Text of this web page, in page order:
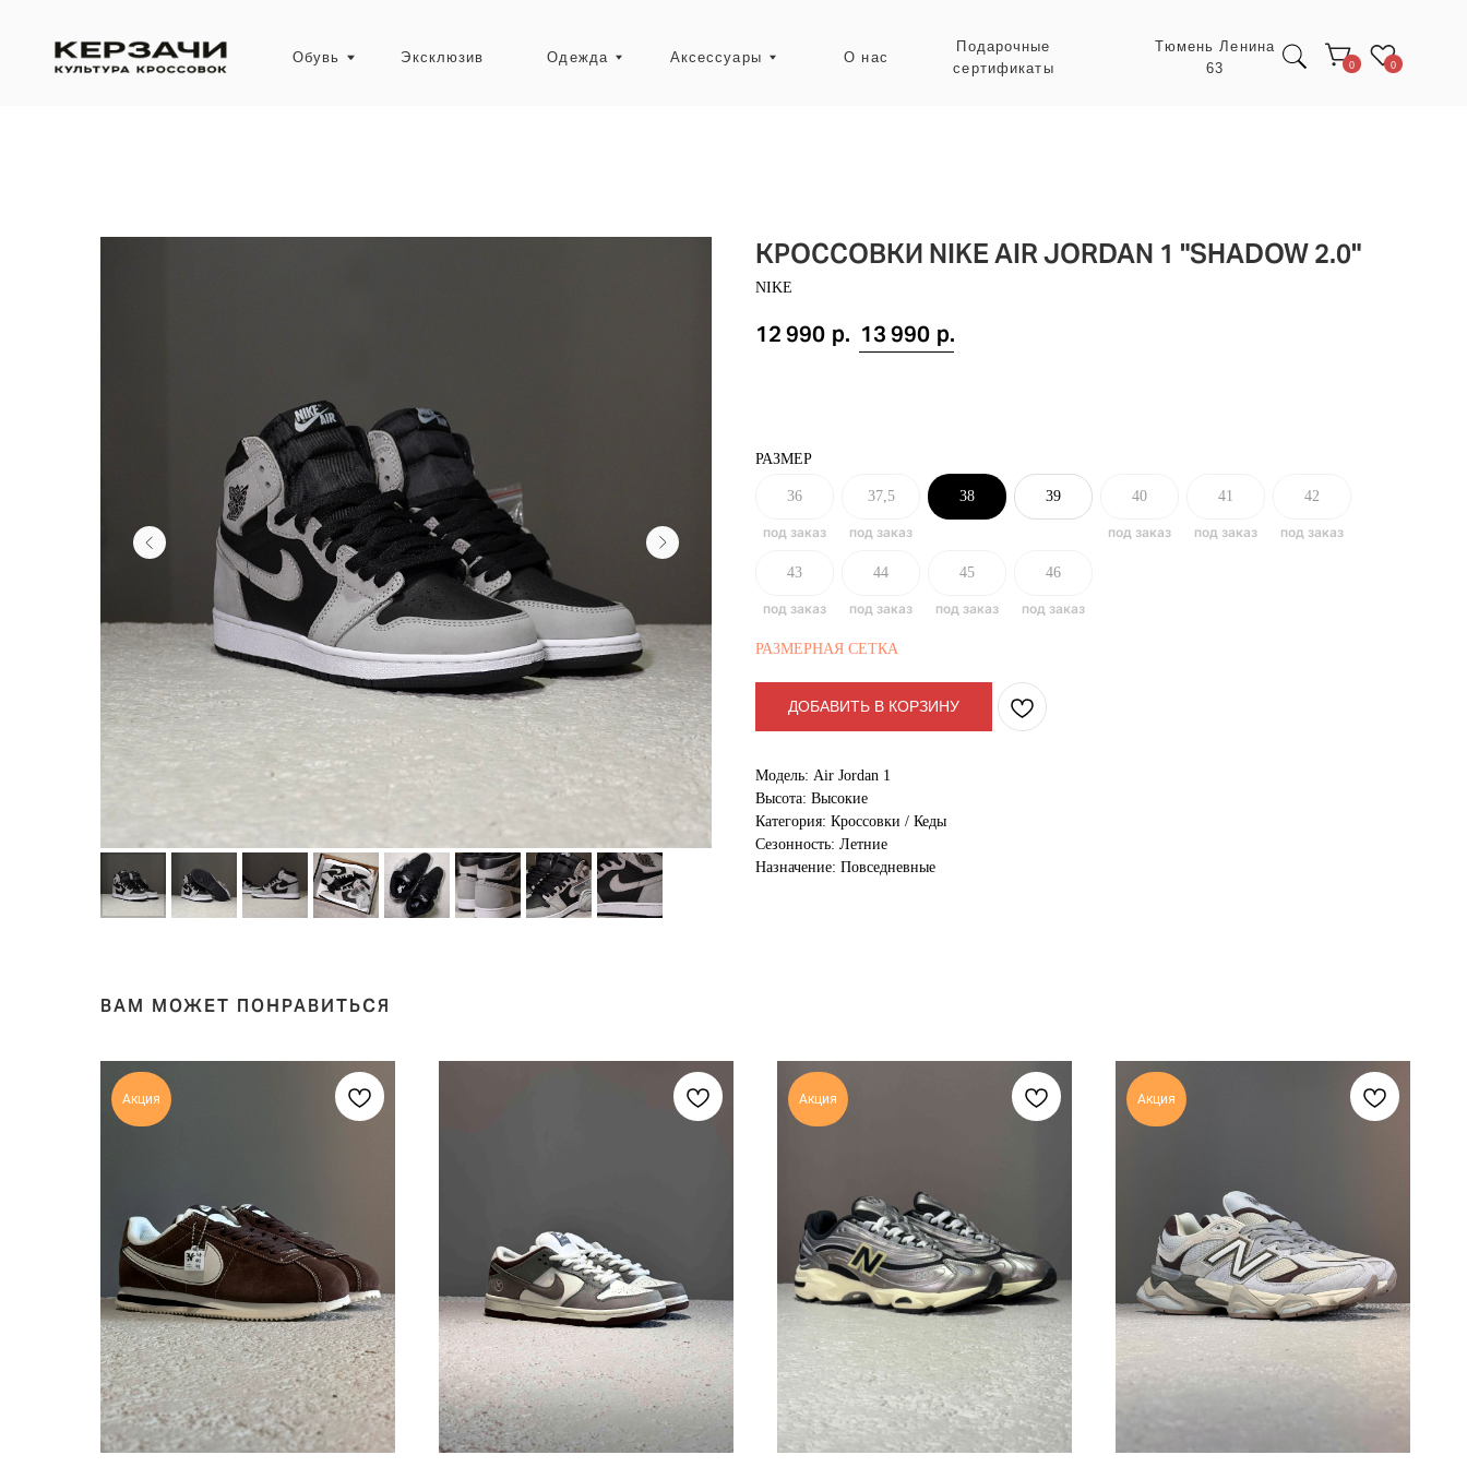
Эксклюзив
Обувь Аксессуары
сертификаты
Тюмень Ленина
КРОССОВКИ NIKE AIR JORDAN 1 "SHADOW 2.0"
NIKE
12 990 р. 13 990 р.
РАЗМЕР
36 37,5 38 39 40 41 42
43 44 45 46
РАЗМЕРНАЯ СЕТКА
ДОБАВИТЬ В КОРЗИНУ
Модель: Air Jordan 1
Высота: Высокие
Категория: Кроссовки / Кеды
Сезонность: Летние
Назначение: Повседневные
ВАМ МОЖЕТ ПОНРАВИТЬСЯ
Акция Акция Акция